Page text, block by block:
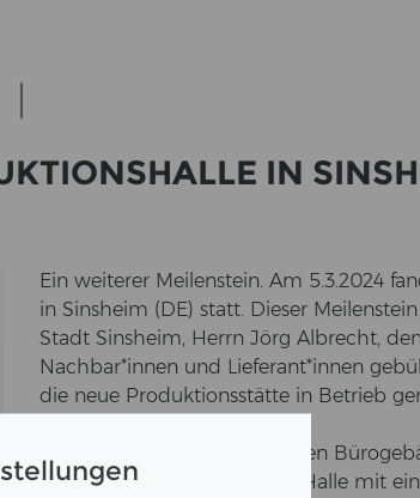
IN
Ein wei­te­rer Mei­len­stein. Am 5.3.2024
in Sins­heim (DE) statt. Die­ser
Stadt Sins­heim, Herrn Jörg Al­brecht,
Nach­bar*innen und Lie­fe­rant*innen
die neue Pro­duk­ti­ons­stät­te in Be­trieb
Neben dem be­reits er­rich­te­ten
sich der Roh­bau der neuen Halle mit